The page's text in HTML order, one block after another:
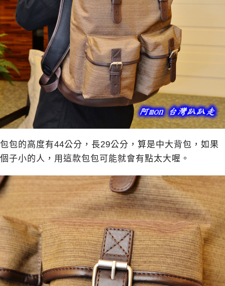
包包的高度有44公分，長29公分，算是中大背包，如果
個子小的人，用這款包包可能就會有點太大喔。